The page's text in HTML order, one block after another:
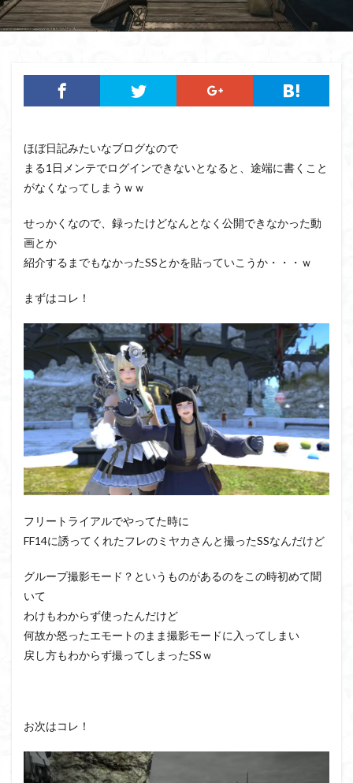
ほぼ日記みたいなブログなので
まる1日メンテでログインできないとなると、途端に書くこと
がなくなってしまうｗｗ
せっかくなので、録ったけどなんとなく公開できなかった動
画とか
紹介するまでもなかったSSとかを貼っていこうか・・・ｗ
まずはコレ！
フリートライアルでやってた時に
FF14に誘ってくれたフレのミヤカさんと撮ったSSなんだけど
グループ撮影モード？というものがあるのをこの時初めて聞
いて
わけもわからず使ったんだけど
何故か怒ったエモートのまま撮影モードに入ってしまい
戻し方もわからず撮ってしまったSSｗ
お次はコレ！